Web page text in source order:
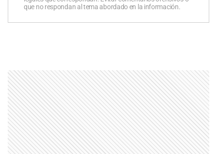
que no respondan al tema abordado en la información.